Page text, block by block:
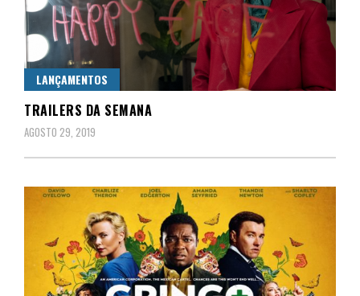
LANÇAMENTOS
TRAILERS DA SEMANA
AGOSTO 29, 2019